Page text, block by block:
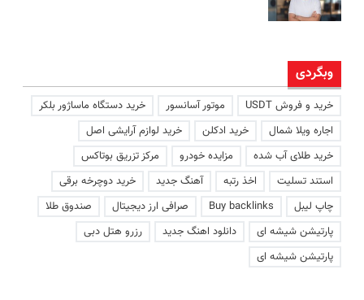
وبگردی
خرید و فروش USDT موتور آسانسور
خرید دستگاه ماساژور بلکر
اجاره ویلا شمال
خرید ادکلن
خرید لوازم آرایشی اصل
خرید طلای آب شده
مزایده خودرو
مرکز تزریق بوتاکس
استند تسلیت
اخذ رتبه آهنگ جدید
خرید دوچرخه برقی
چاپ لیبل
Buy backlinks صرافی ارز دیجیتال
صندوق طلا
پارتیشن شیشه ای
دانلود اهنگ جدید
رزرو هتل دبی
پارتیشن شیشه ای